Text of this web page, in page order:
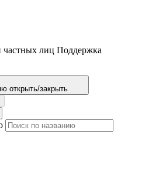
частных лиц Поддержка
открыть/закрыть